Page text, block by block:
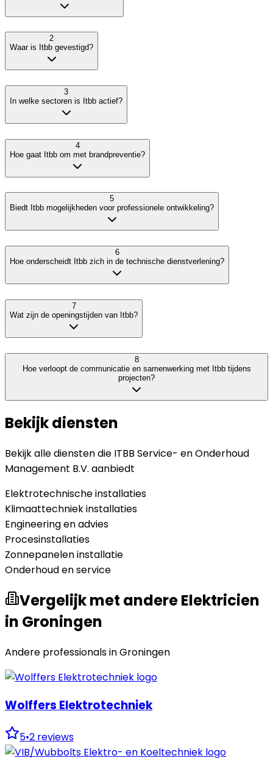
2
Waar is Itbb gevestigd?
3
In welke sectoren is Itbb actief?
4
Hoe gaat Itbb om met brandpreventie?
5
Biedt Itbb mogelijkheden voor professionele ontwikkeling?
6
Hoe onderscheidt Itbb zich in de technische dienstverlening?
7
Wat zijn de openingstijden van Itbb?
8
Hoe verloopt de communicatie en samenwerking met Itbb tijdens
projecten?
Bekijk diensten
Bekijk alle diensten die ITBB Service- en Onderhoud
Management B.V. aanbiedt
Elektrotechnische installaties
Klimaattechniek installaties
Engineering en advies
Procesinstallaties
Zonnepanelen installatie
Onderhoud en service
Vergelijk met andere Elektricien
in Groningen
Andere professionals inGroningen
Wolffers Elektrotechniek
5•2 reviews